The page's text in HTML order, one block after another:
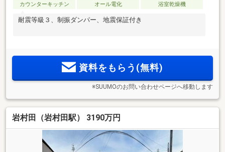
カウンターキッチン
オール電化 浴室乾燥機
耐震等級３、制振ダンパー、地震保証付き
資料をもらう(無料)
※SUUMOのお問い合わせページへ移動します
岩村田（岩村田駅） 3190万円